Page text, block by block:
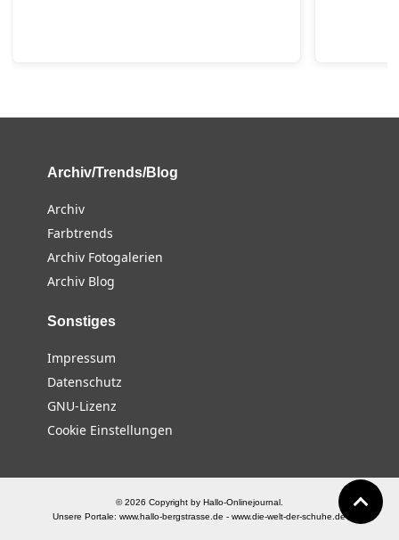
Archiv/Trends/Blog
Archiv
Farbtrends
Archiv Fotogalerien
Archiv Blog
Sonstiges
Impressum
Datenschutz
GNU-Lizenz
Cookie Einstellungen
© 2026 Copyright by Hallo-Onlinejournal.
Unsere Portale:www.hallo-bergstrasse.de -www.die-welt-der-schuhe.de